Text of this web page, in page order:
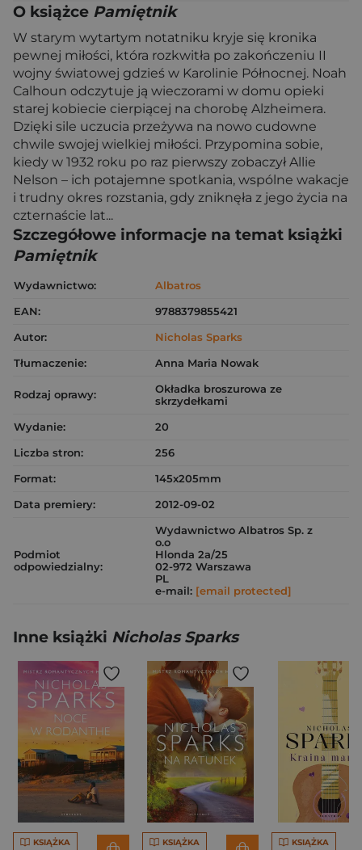
O książce Pamiętnik
W starym wytartym notatniku kryje się kronika
pewnej miłości, która rozkwitła po zakończeniu II
wojny światowej gdzieś w Karolinie Północnej. Noah
Calhoun odczytuje ją wieczorami w domu opieki
starej kobiecie cierpiącej na chorobę Alzheimera.
Dzięki sile uczucia przeżywa na nowo cudowne
chwile swojej wielkiej miłości. Przypomina sobie,
kiedy w 1932 roku po raz pierwszy zobaczył Allie
Nelson – ich potajemne spotkania, wspólne wakacje
i trudny okres rozstania, gdy zniknęła z jego życia na
czternaście lat...
Szczegółowe informacje na temat książki
Pamiętnik
Wydawnictwo:
Albatros
EAN:
9788379855421
Autor:
Nicholas Sparks
Tłumaczenie:
Anna Maria Nowak
Rodzaj oprawy:
Okładka broszurowa ze
skrzydełkami
Wydanie:
20
Liczba stron:
256
Format:
145x205mm
Data premiery:
2012-09-02
Podmiot
odpowiedzialny:
Wydawnictwo Albatros Sp. z
o.o
Hlonda 2a/25
02-972 Warszawa
PL
e-mail: [email protected]
Inne książki Nicholas Sparks
KSIĄŻKA KSIĄŻKA KSIĄŻKA